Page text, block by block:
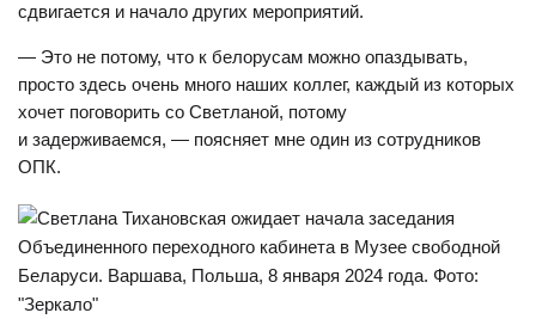
сдвигается и начало других мероприятий.
— Это не потому, что к белорусам можно опаздывать,
просто здесь очень много наших коллег, каждый из которых
хочет поговорить со Светланой, потому
и задерживаемся, — поясняет мне один из сотрудников
ОПК.